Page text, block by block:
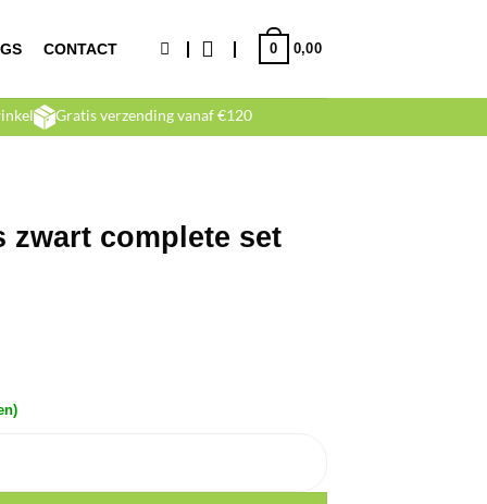
CONTACT 0,00
0
Gratis verzending vanaf €120
zwart complete set
set 7oz aantal